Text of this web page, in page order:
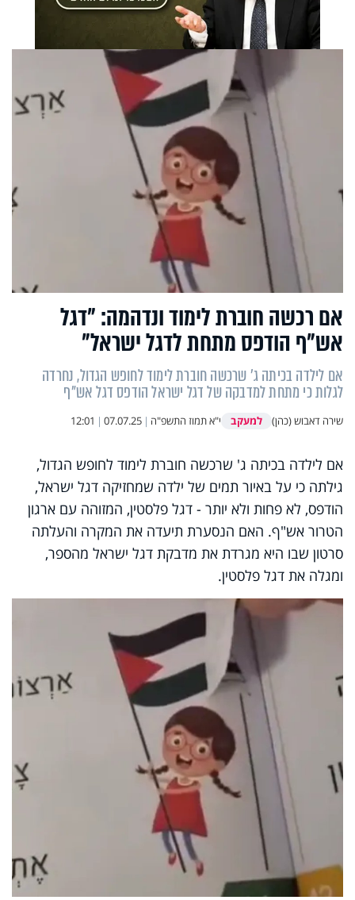
אם רכשה חוברת לימוד ונדהמה: "דגל
אש"ף הודפס מתחת לדגל ישראל"
אם לילדה בכיתה ג' שרכשה חוברת לימוד לחופש הגדול, נחרדה
לגלות כי מתחת למדבקה של דגל ישראל הודפס דגל אש"ף
שירה דאבוש (כהן) למעקב י"א תמוז התשפ"ה |
07.07.25
|
12:01
אם לילדה בכיתה ג' שרכשה חוברת לימוד לחופש הגדול,
גילתה כי על באיור תמים של ילדה שמחזיקה דגל ישראל,
הודפס, לא פחות ולא יותר - דגל פלסטין, המזוהה עם ארגון
הטרור אש"ף. האם הנסערת תיעדה את המקרה והעלתה
סרטון שבו היא מגרדת את מדבקת דגל ישראל מהספר,
ומגלה את דגל פלסטין.